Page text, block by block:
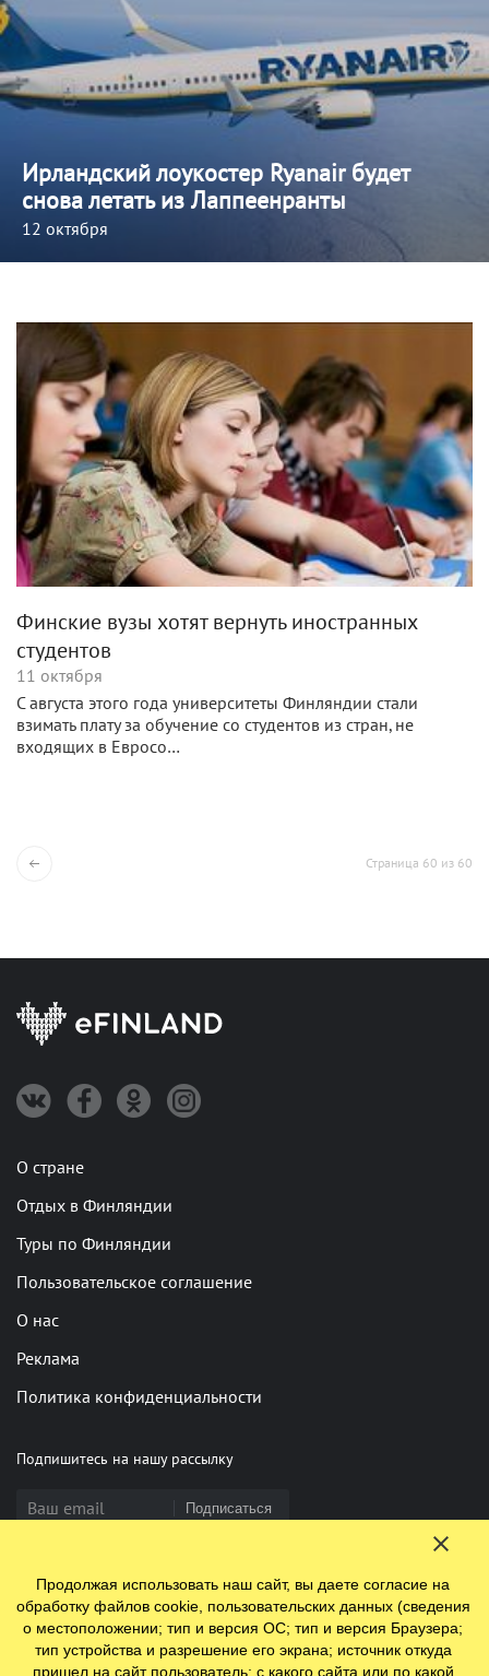
Ирландский лоукостер Ryanair будет
снова летать из Лаппеенранты
12 октября
Финские вузы хотят вернуть иностранных
студентов
11 октября
С августа этого года университеты Финляндии стали
взимать плату за обучение со студентов из стран, не
входящих в Евросо…
Страница 60 из 60
О стране
Отдых в Финляндии
Туры по Финляндии
Пользовательское соглашение
О нас
Реклама
Политика конфиденциальности
Подпишитесь на нашу рассылку
Подписаться
Нашли опечатку? Выделите фрагмент и нажмите Ctrl+Enter
Продолжая использовать наш сайт, вы даете согласие на
обработку файлов cookie, пользовательских данных (сведения
о местоположении; тип и версия ОС; тип и версия Браузера;
тип устройства и разрешение его экрана; источник откуда
пришел на сайт пользователь; с какого сайта или по какой